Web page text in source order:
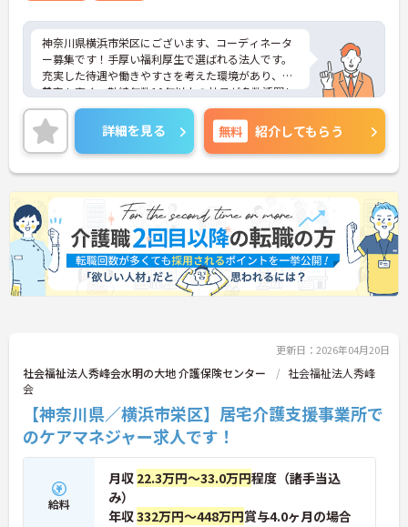
神奈川県横浜市栄区にございます、コーディネータ
ー募集です！手厚い福利厚生で選ばれる法人です。
充実した待遇や働きやすさを考えた環境があり、定
着率も高く、勤続年数10年以上の社員が多数活躍し
ています。リフレッシュ休暇や1時間単位の有給も職
員がお互いに協力しあってこの制度を活用していま
す。働きやすい環境を皆で作ろうという文化がござ
います。年間休日120日ございまして、お休み多め
なので、プライベートの時間もしっかり確保できま
す！
ご興味のある方は、マイナビ介護職までお問い合わ
せください。
詳細を見る 無料 紹介してもらう
更新日：2026年04月20日
社会福祉法人秀峰会水明の大地 介護保険センター
社会福祉法人秀峰
会
【神奈川県／横浜市栄区】居宅介護支援事業所で
のケアマネジャー求人です！
給料
月収 22.3万円～33.0万円程度（諸手当込
み）
年収332万円～448万円賞与4.0ヶ月の場合